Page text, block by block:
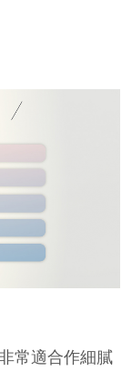
常適合作細膩